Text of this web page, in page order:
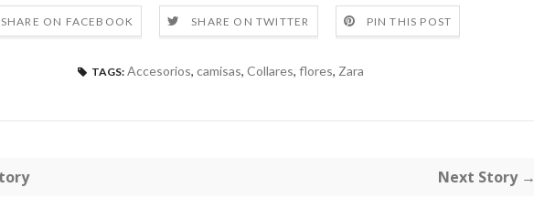
SHARE ON FACEBOOK SHARE ON TWITTER PIN THIS POST
TAGS: Accesorios, camisas, Collares, flores, Zara
Next Story →